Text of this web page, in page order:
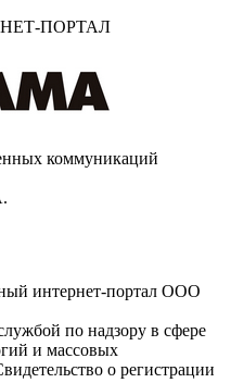
ПОРТАЛ
коммуникаций
интернет-портал ООО
по надзору в сфере
и массовых
о регистрации